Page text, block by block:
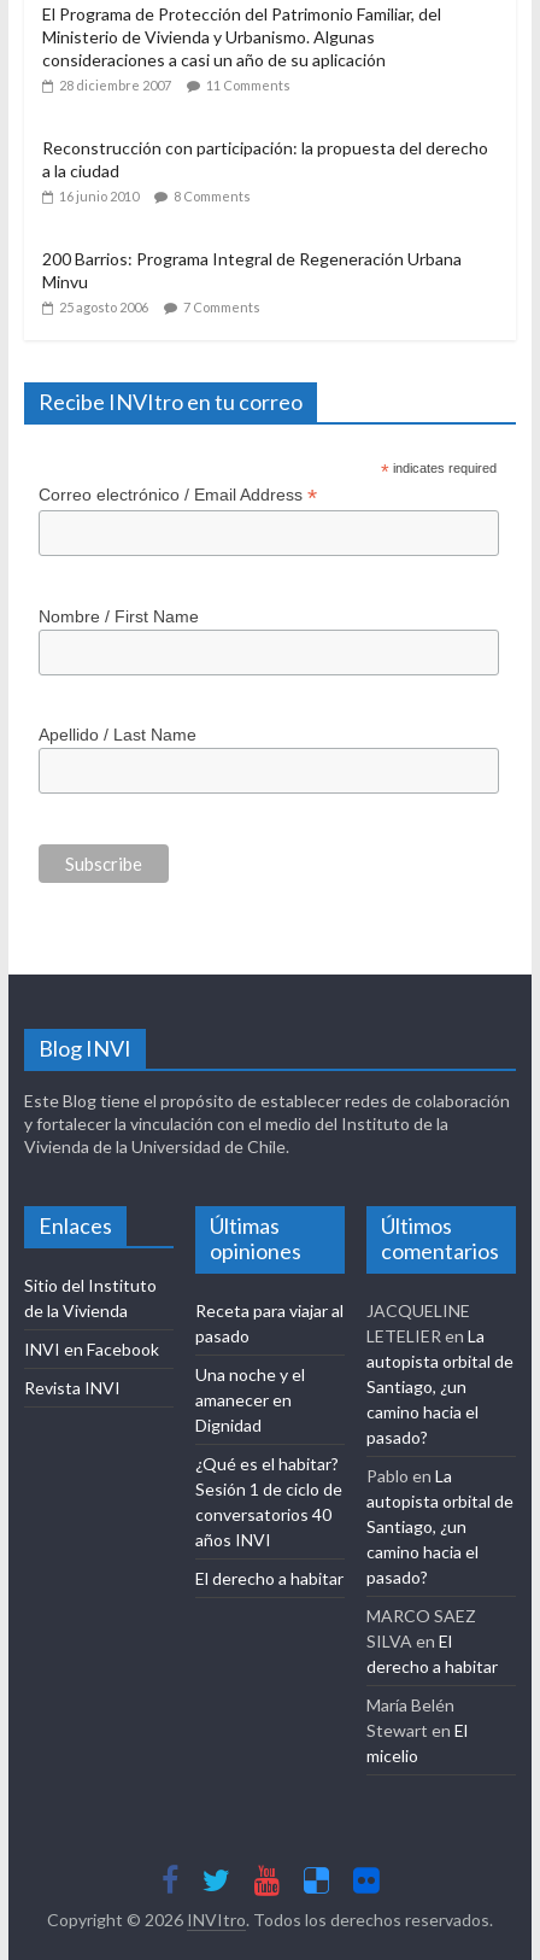
El Programa de Protección del Patrimonio Familiar, del
Ministerio de Vivienda y Urbanismo. Algunas
consideraciones a casi un año de su aplicación
28 diciembre 2007 11 Comments
Reconstrucción con participación: la propuesta del derecho
a la ciudad
16 junio 2010 8 Comments
200 Barrios: Programa Integral de Regeneración Urbana
Minvu
25 agosto 2006 7 Comments
Recibe INVItro en tu correo
* indicates required
Correo electrónico / Email Address *
Nombre / First Name
Apellido / Last Name
Blog INVI
Este Blog tiene el propósito de establecer redes de colaboración
y fortalecer la vinculación con el medio del Instituto de la
Vivienda de la Universidad de Chile.
Enlaces
Sitio del Instituto
de la Vivienda
INVI en Facebook
Revista INVI
Últimas
opiniones
Receta para viajar al
pasado
Una noche y el
amanecer en
Dignidad
¿Qué es el habitar?
Sesión 1 de ciclo de
conversatorios 40
años INVI
El derecho a habitar
Últimos
comentarios
JACQUELINE
LETELIER enLa
autopista orbital de
Santiago, ¿un
camino hacia el
pasado?
Pablo enLa
autopista orbital de
Santiago, ¿un
camino hacia el
pasado?
MARCO SAEZ
SILVA enEl
derecho a habitar
María Belén
Stewart enEl
micelio
Copyright © 2026 INVItro. Todos los derechos reservados.